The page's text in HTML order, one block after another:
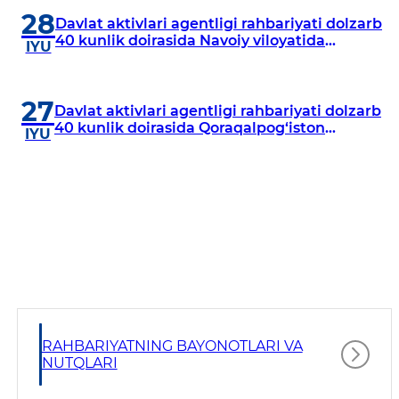
28
IYU
Davlat aktivlari agentligi rahbariyati dolzarb
40 kunlik doirasida Navoiy viloyatida
27
IYU
Davlat aktivlari agentligi rahbariyati dolzarb
40 kunlik doirasida Qoraqalpog‘iston
RAHBARIYATNING BAYONOTLARI VA
NUTQLARI